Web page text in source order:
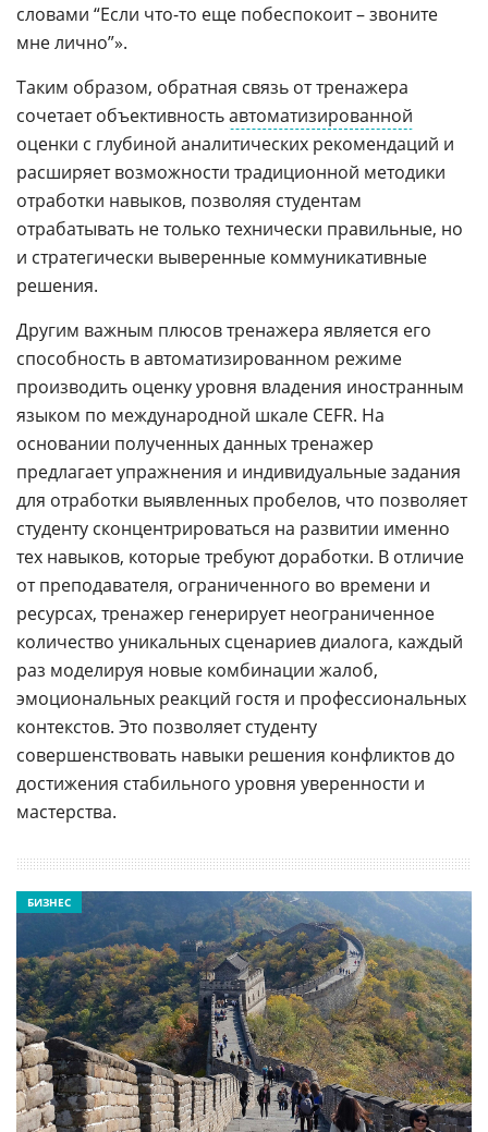
словами “Если что-то еще побеспокоит – звоните
мне лично”».
Таким образом, обратная связь от тренажера
сочетает объективностьавтоматизированной
оценки с глубиной аналитических рекомендаций и
расширяет возможности традиционной методики
отработки навыков, позволяя студентам
отрабатывать не только технически правильные, но
и стратегически выверенные коммуникативные
решения.
Другим важным плюсов тренажера является его
способность в автоматизированном режиме
производить оценку уровня владения иностранным
языком по международной шкале CEFR. На
основании полученных данных тренажер
предлагает упражнения и индивидуальные задания
для отработки выявленных пробелов, что позволяет
студенту сконцентрироваться на развитии именно
тех навыков, которые требуют доработки. В отличие
от преподавателя, ограниченного во времени и
ресурсах, тренажер генерирует неограниченное
количество уникальных сценариев диалога, каждый
раз моделируя новые комбинации жалоб,
эмоциональных реакций гостя и профессиональных
контекстов. Это позволяет студенту
совершенствовать навыки решения конфликтов до
достижения стабильного уровня уверенности и
мастерства.
БИЗНЕС